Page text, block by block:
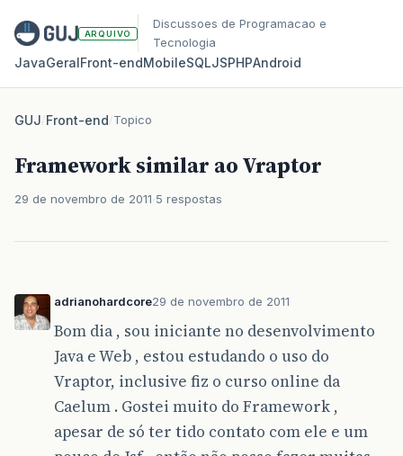
ARQUIVO
Discussoes de Programacao e
Tecnologia
JavaGeralFront‑endMobileSQLJSPHPAndroid
GUJ/Front-end/Topico
Framework similar ao Vraptor
29 de novembro de 2011 5 respostas
adrianohardcore29 de novembro de 2011
Bom dia , sou iniciante no desenvolvimento
Java e Web , estou estudando o uso do
Vraptor, inclusive fiz o curso online da
Caelum . Gostei muito do Framework ,
apesar de só ter tido contato com ele e um